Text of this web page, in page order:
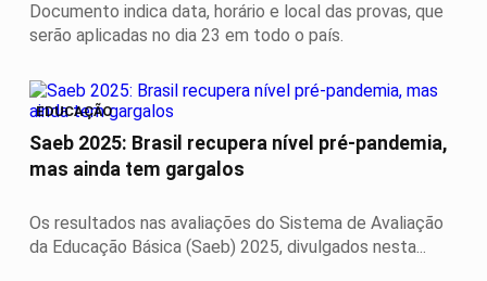
Documento indica data, horário e local das provas, que
serão aplicadas no dia 23 em todo o país.
EDUCAÇÃO
Saeb 2025: Brasil recupera nível pré-pandemia,
mas ainda tem gargalos
Os resultados nas avaliações do Sistema de Avaliação
da Educação Básica (Saeb) 2025, divulgados nesta...